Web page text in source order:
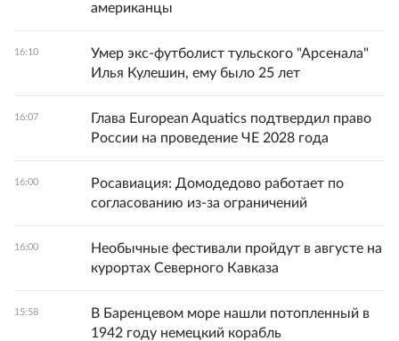
американцы
16:10
Умер экс-футболист тульского "Арсенала"
Илья Кулешин, ему было 25 лет
16:07
Глава European Aquatics подтвердил право
России на проведение ЧЕ 2028 года
16:00
Росавиация: Домодедово работает по
согласованию из-за ограничений
16:00
Необычные фестивали пройдут в августе на
курортах Северного Кавказа
15:58
В Баренцевом море нашли потопленный в
1942 году немецкий корабль